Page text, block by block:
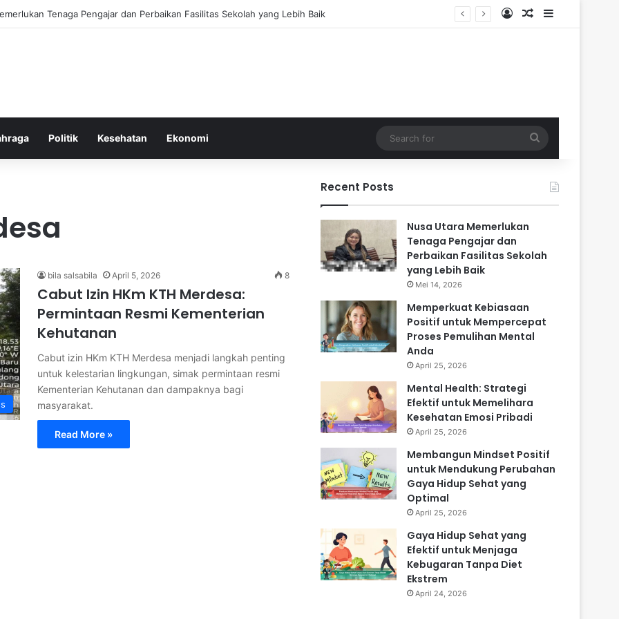
Positif untuk Mempercepat Proses Pemulihan Mental Anda Log InRandom Article
Sidebar
Politik Kesehatan Ekonomi
for
bila salsabila April 5, 2026 8
Cabut Izin HKm KTH Merdesa:
Permintaan Resmi Kementerian
Kehutanan
Cabut izin HKm KTH Merdesa menjadi langkah penting
untuk kelestarian lingkungan, simak permintaan resmi
Kementerian Kehutanan dan dampaknya bagi
masyarakat.
Read More »
Recent Posts
Nusa Utara Memerlukan
Tenaga Pengajar dan
Perbaikan Fasilitas Sekolah
yang Lebih Baik
Mei 14, 2026
Memperkuat Kebiasaan
Positif untuk Mempercepat
Proses Pemulihan Mental
Anda
April 25, 2026
Mental Health: Strategi
Efektif untuk Memelihara
Kesehatan Emosi Pribadi
April 25, 2026
Membangun Mindset Positif
untuk Mendukung Perubahan
Gaya Hidup Sehat yang
Optimal
April 25, 2026
Gaya Hidup Sehat yang
Efektif untuk Menjaga
Kebugaran Tanpa Diet
Ekstrem
April 24, 2026